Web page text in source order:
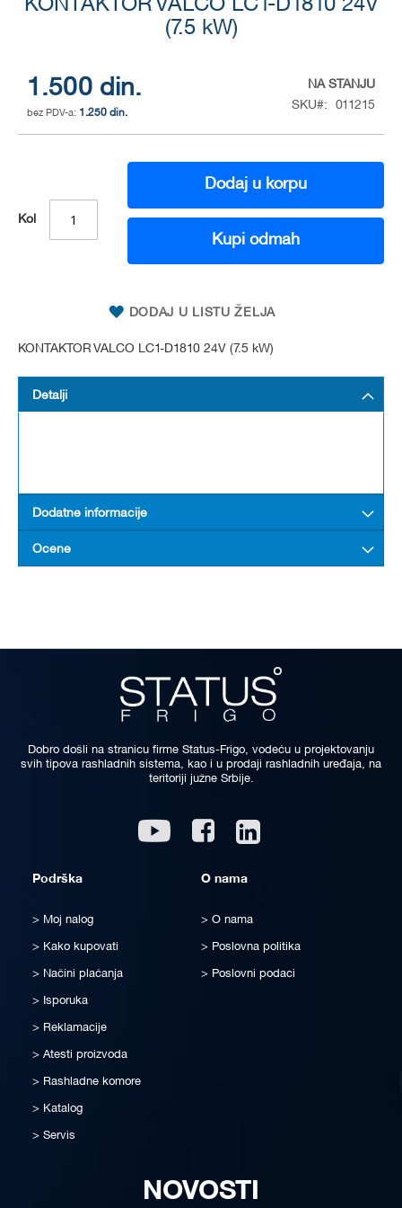
KONTAKTOR VALCO LC1-D1810 24V
(7.5 kW)
1.500 din.
1.250 din.
NA STANJU
SKU
011215
Kol
Dodaj u korpu
Kupi odmah
DODAJ U LISTU ŽELJA
KONTAKTOR VALCO LC1-D1810 24V (7.5 kW)
images
gallery
Detalji
Dodatne informacije
Ocene
Dobro došli na stranicu firme Status-Frigo, vodeću u projektovanju
svih tipova rashladnih sistema, kao i u prodaji rashladnih uređaja, na
teritoriji južne Srbije.
Youtube Facebook
Podrška
Moj nalog
Kako kupovati
Načini plaćanja
Isporuka
Reklamacije
Atesti proizvoda
Rashladne komore
Katalog
Servis
O nama
O nama
Poslovna politika
Poslovni podaci
NOVOSTI